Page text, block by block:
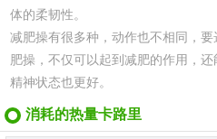
体的柔韧性。
减肥操有很多种，动作也不相同，
肥操，不仅可以起到减肥的作用，
精神状态也更好。
消耗的热量卡路里